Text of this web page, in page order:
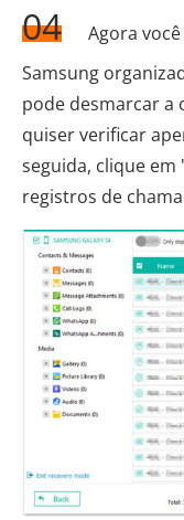
04
Agora
Samsung
pode desmarcar a
quiser verificar
seguida, clique em
registros de